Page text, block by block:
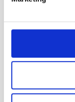
NGC 7331